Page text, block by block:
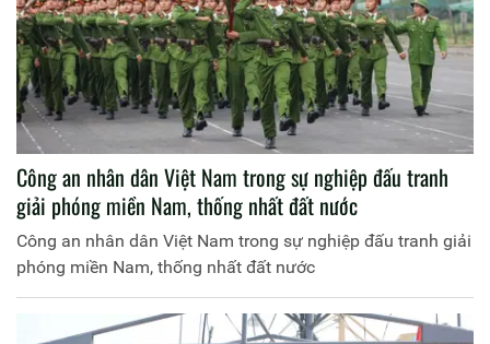
Công an nhân dân Việt Nam trong sự nghiệp đấu tranh
giải phóng miền Nam, thống nhất đất nước
Công an nhân dân Việt Nam trong sự nghiệp đấu tranh giải
phóng miền Nam, thống nhất đất nước